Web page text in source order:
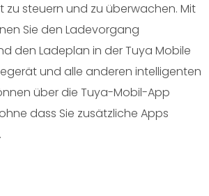
zu steuern und zu überwachen. Mit
Sie den Ladevorgang
den Ladeplan in der Tuya Mobile
und alle anderen intelligenten
über die Tuya-Mobil-App
dass Sie zusätzliche Apps